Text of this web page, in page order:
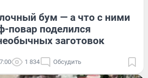
бум — а что с ними
повар поделился
заготовок
1 834 Обсудить